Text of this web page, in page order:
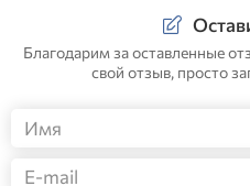
Благодарим за оставленные
свой отзыв, просто